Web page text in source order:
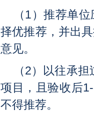
（1）推荐单
择优推荐，并出
意见。
（2）以往承
项目，且验收后
不得推荐。